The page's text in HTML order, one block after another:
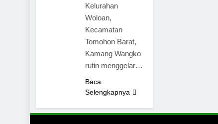
Kelurahan
Woloan,
Kecamatan
Tomohon Barat,
Kamang Wangko
rutin menggelar…
Baca
Selengkapnya